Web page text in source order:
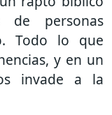
de personas
Todo lo que
y en un
invade a la